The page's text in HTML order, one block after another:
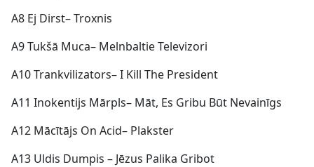
A8 Ej Dirst– Troxnis
A9 Tukšā Muca– Melnbaltie Televizori
A10 Trankvilizators– I Kill The President
A11 Inokentijs Mārpls– Māt, Es Gribu Būt Nevainīgs
A12 Mācītājs On Acid– Plakster
A13 Uldis Dumpis – Jēzus Palika Gribot